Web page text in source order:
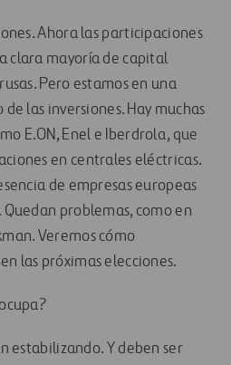
Ahora las participaciones
clara mayoría de capital
Pero estamos en una
las inversiones. Hay muchas
E.ON, Enel e Iberdrola, que
en centrales eléctricas.
de empresas europeas
problemas, como en
Veremos cómo
las próximas elecciones.
estabilizando. Y deben ser